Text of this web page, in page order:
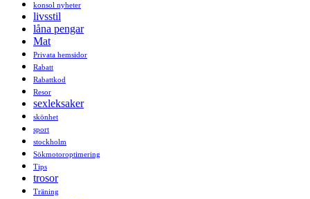
konsol nyheter
livsstil
låna pengar
Mat
Privata hemsidor
Rabatt
Rabattkod
Resor
sexleksaker
skönhet
sport
stockholm
Sökmotoroptimering
Tips
trosor
Träning